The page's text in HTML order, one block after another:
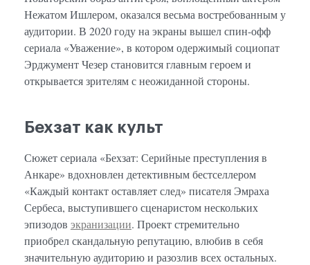
Нежатом Ишлером, оказался весьма востребованным у
аудитории. В 2020 году на экраны вышел спин-офф
сериала «Уважение», в котором одержимый социопат
Эрджумент Чезер становится главным героем и
открывается зрителям с неожиданной стороны.
Бехзат как культ
Сюжет сериала «Бехзат: Серийные преступления в
Анкаре» вдохновлен детективным бестселлером
«Каждый контакт оставляет след» писателя Эмраха
Сербеса, выступившего сценаристом нескольких
эпизодов экранизации. Проект стремительно
приобрел скандальную репутацию, влюбив в себя
значительную аудиторию и разозлив всех остальных.